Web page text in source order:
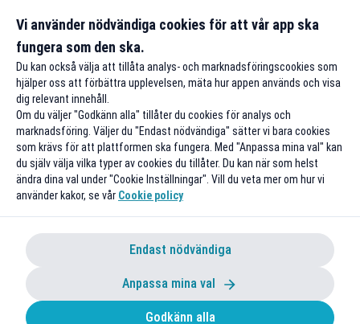
Vi använder nödvändiga cookies för att vår app ska
fungera som den ska.
Du kan också välja att tillåta analys- och marknadsföringscookies som
hjälper oss att förbättra upplevelsen, mäta hur appen används och visa
dig relevant innehåll.
Om du väljer "Godkänn alla" tillåter du cookies för analys och
marknadsföring. Väljer du "Endast nödvändiga" sätter vi bara cookies
som krävs för att plattformen ska fungera. Med "Anpassa mina val" kan
du själv välja vilka typer av cookies du tillåter. Du kan när som helst
ändra dina val under "Cookie Inställningar". Vill du veta mer om hur vi
använder kakor, se vår Cookie policy
Endast nödvändiga
Anpassa mina val
Godkänn alla